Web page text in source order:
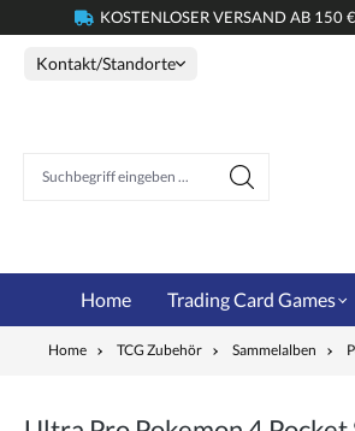
Zur Hauptnavigation springen
KOSTENLOSER VERSAND AB 150 €
Kontakt/Standorte
Home Trading Card Games
Home TCG Zubehör Sammelalben